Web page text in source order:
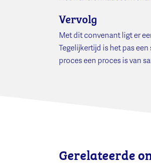
Vervolg
Met dit convenant ligt er
Tegelijkertijd is het pas
proces een proces is van
Gerelateerde